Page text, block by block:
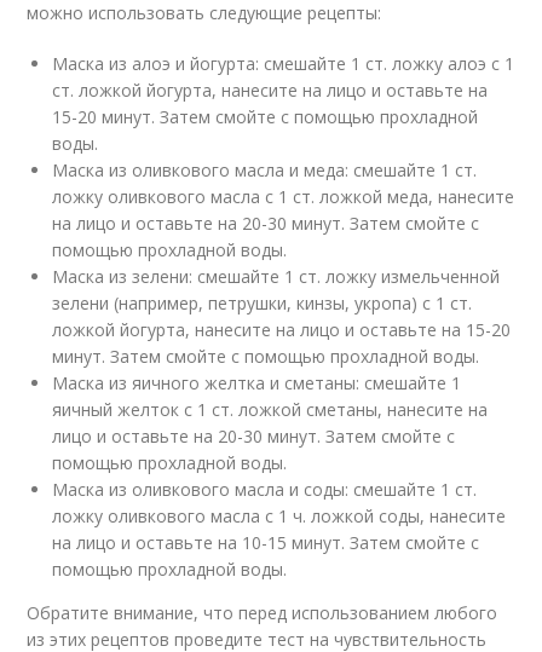
можно использовать следующие рецепты:
Маска из алоэ и йогурта: смешайте 1 ст. ложку алоэ с 1
ст. ложкой йогурта, нанесите на лицо и оставьте на
15-20 минут. Затем смойте с помощью прохладной
воды.
Маска из оливкового масла и меда: смешайте 1 ст.
ложку оливкового масла с 1 ст. ложкой меда, нанесите
на лицо и оставьте на 20-30 минут. Затем смойте с
помощью прохладной воды.
Маска из зелени: смешайте 1 ст. ложку измельченной
зелени (например, петрушки, кинзы, укропа) с 1 ст.
ложкой йогурта, нанесите на лицо и оставьте на 15-20
минут. Затем смойте с помощью прохладной воды.
Маска из яичного желтка и сметаны: смешайте 1
яичный желток с 1 ст. ложкой сметаны, нанесите на
лицо и оставьте на 20-30 минут. Затем смойте с
помощью прохладной воды.
Маска из оливкового масла и соды: смешайте 1 ст.
ложку оливкового масла с 1 ч. ложкой соды, нанесите
на лицо и оставьте на 10-15 минут. Затем смойте с
помощью прохладной воды.
Обратите внимание, что перед использованием любого
из этих рецептов проведите тест на чувствительность